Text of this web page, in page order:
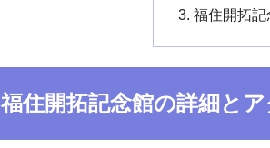
福住開拓
福住開拓記念館の詳細と